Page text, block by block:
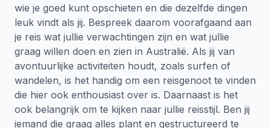
wie je goed kunt opschieten en die dezelfde dingen
leuk vindt als jij. Bespreek daarom voorafgaand aan
je reis wat jullie verwachtingen zijn en wat jullie
graag willen doen en zien in Australië. Als jij van
avontuurlijke activiteiten houdt, zoals surfen of
wandelen, is het handig om een reisgenoot te vinden
die hier ook enthousiast over is. Daarnaast is het
ook belangrijk om te kijken naar jullie reisstijl. Ben jij
iemand die graag alles plant en gestructureerd te